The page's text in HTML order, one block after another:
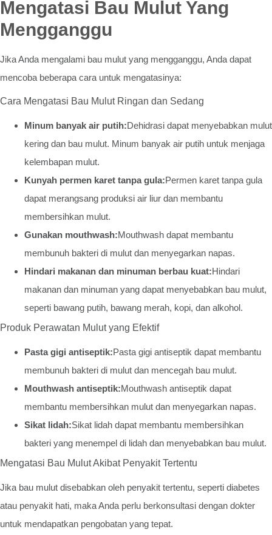
Mengatasi Bau Mulut Yang
Mengganggu
Jika Anda mengalami bau mulut yang mengganggu, Anda dapat
mencoba beberapa cara untuk mengatasinya:
Cara Mengatasi Bau Mulut Ringan dan Sedang
Minum banyak air putih:Dehidrasi dapat menyebabkan mulut
kering dan bau mulut. Minum banyak air putih untuk menjaga
kelembapan mulut.
Kunyah permen karet tanpa gula:Permen karet tanpa gula
dapat merangsang produksi air liur dan membantu
membersihkan mulut.
Gunakan mouthwash:Mouthwash dapat membantu
membunuh bakteri di mulut dan menyegarkan napas.
Hindari makanan dan minuman berbau kuat:Hindari
makanan dan minuman yang dapat menyebabkan bau mulut,
seperti bawang putih, bawang merah, kopi, dan alkohol.
Produk Perawatan Mulut yang Efektif
Pasta gigi antiseptik:Pasta gigi antiseptik dapat membantu
membunuh bakteri di mulut dan mencegah bau mulut.
Mouthwash antiseptik:Mouthwash antiseptik dapat
membantu membersihkan mulut dan menyegarkan napas.
Sikat lidah:Sikat lidah dapat membantu membersihkan
bakteri yang menempel di lidah dan menyebabkan bau mulut.
Mengatasi Bau Mulut Akibat Penyakit Tertentu
Jika bau mulut disebabkan oleh penyakit tertentu, seperti diabetes
atau penyakit hati, maka Anda perlu berkonsultasi dengan dokter
untuk mendapatkan pengobatan yang tepat.